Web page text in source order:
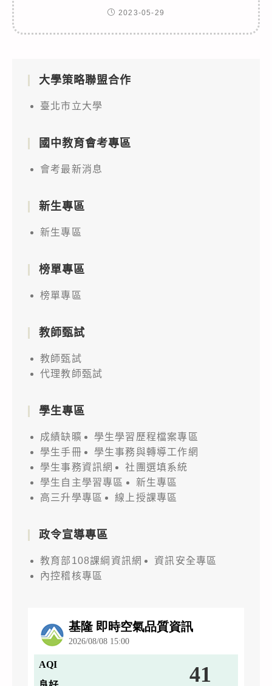
2023-05-29
大學策略聯盟合作
臺北市立大學
國中教育會考專區
會考最新消息
新生專區
新生專區
榜單專區
榜單專區
教師甄試
教師甄試
代理教師甄試
學生專區
成績缺曠
學生學習歷程檔案專區
學生手冊
學生事務與轉導工作網
學生事務資訊網
社團選填系統
學生自主學習專區
新生專區
高三升學專區
線上授課專區
政令宣導專區
教育部108課綱資訊網
資訊安全專區
內控稽核專區